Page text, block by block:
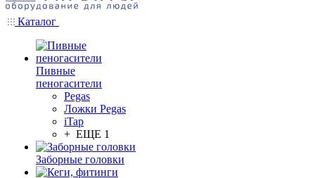
Каталог
Пивные
пеногасители
Pegas
Ложки Pegas
iTap
+ ЕЩЕ 1
Заборные головки